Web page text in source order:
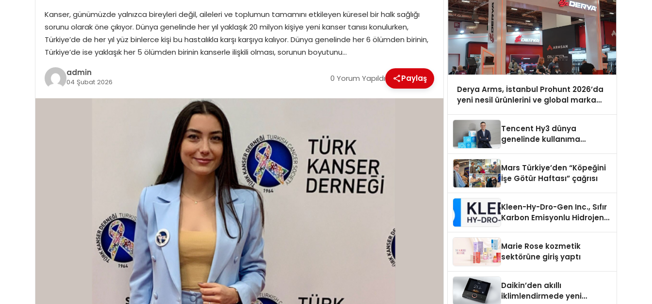
Kanser, günümüzde yalnızca bireyleri değil, aileleri ve toplumun tamamını etkileyen küresel bir halk sağlığı
sorunu olarak öne çıkıyor. Dünya genelinde her yıl yaklaşık 20 milyon kişiye yeni kanser tanısı konulurken,
Türkiye’de de her yıl yüz binlerce kişi bu hastalıkla karşı karşıya kalıyor. Dünya genelinde her 6 ölümden birinin,
Türkiye’de ise yaklaşık her 5 ölümden birinin kanserle ilişkili olması, sorunun boyutunu…
admin
04 Şubat 2026 0 Yorum Yapıldı Paylaş
Derya Arms, İstanbul Prohunt 2026’da
yeni nesil ürünlerini ve global marka
Tencent Hy3 dünya
genelinde kullanıma
Mars Türkiye’den “Köpeğini
İşe Götür Haftası” çağrısı
Kleen-Hy-Dro-Gen Inc., Sıfır
Karbon Emisyonlu Hidrojen
Aldı
Marie Rose kozmetik
sektörüne giriş yaptı
Daikin’den akıllı
iklimlendirmede yeni